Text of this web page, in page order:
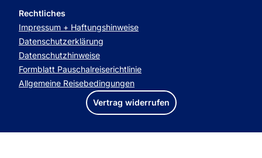
Rechtliches
Impressum + Haftungshinweise
Datenschutzerklärung
Datenschutzhinweise
Formblatt Pauschalreiserichtlinie
Allgemeine Reisebedingungen
Vertrag widerrufen